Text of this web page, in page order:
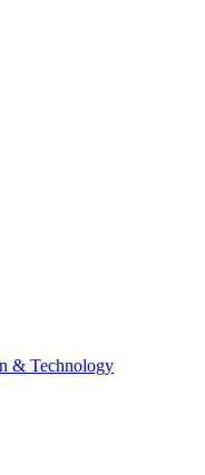
& Technology